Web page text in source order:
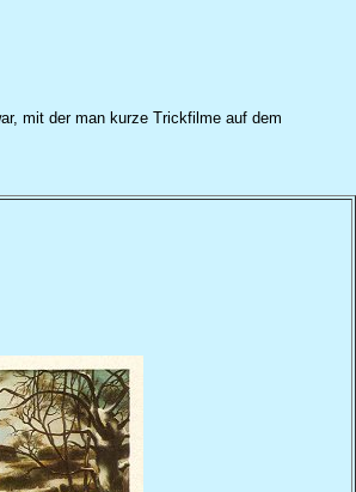
mit der man kurze Trickfilme auf dem